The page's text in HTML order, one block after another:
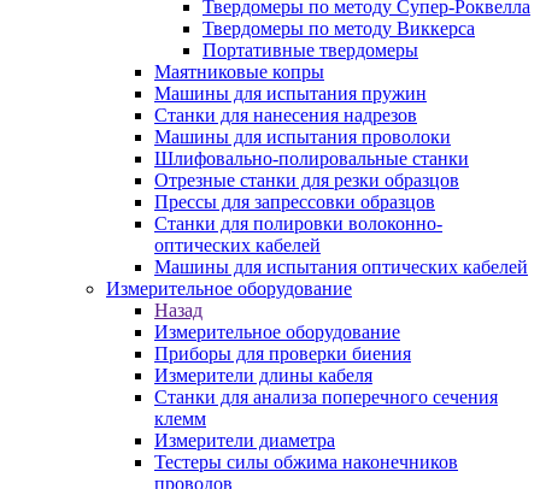
Твердомеры по методу Супер-Роквелла
Твердомеры по методу Виккерса
Портативные твердомеры
Маятниковые копры
Машины для испытания пружин
Станки для нанесения надрезов
Машины для испытания проволоки
Шлифовально-полировальные станки
Отрезные станки для резки образцов
Прессы для запрессовки образцов
Станки для полировки волоконно-
оптических кабелей
Машины для испытания оптических кабелей
Измерительное оборудование
Назад
Измерительное оборудование
Приборы для проверки биения
Измерители длины кабеля
Станки для анализа поперечного сечения
клемм
Измерители диаметра
Тестеры силы обжима наконечников
проводов